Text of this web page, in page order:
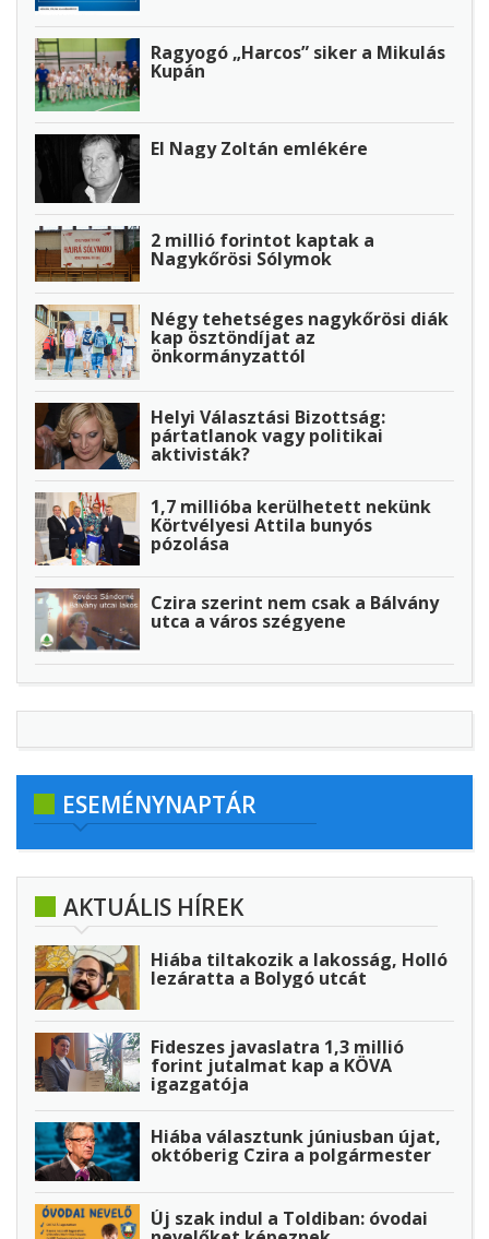
Ragyogó „Harcos” siker a Mikulás
Kupán
El Nagy Zoltán emlékére
2 millió forintot kaptak a
Nagykőrösi Sólymok
Négy tehetséges nagykőrösi diák
kap ösztöndíjat az
önkormányzattól
Helyi Választási Bizottság:
pártatlanok vagy politikai
aktivisták?
1,7 millióba kerülhetett nekünk
Körtvélyesi Attila bunyós
pózolása
Czira szerint nem csak a Bálvány
utca a város szégyene
ESEMÉNYNAPTÁR
AKTUÁLIS HÍREK
Hiába tiltakozik a lakosság, Holló
lezáratta a Bolygó utcát
Fideszes javaslatra 1,3 millió
forint jutalmat kap a KÖVA
igazgatója
Hiába választunk júniusban újat,
októberig Czira a polgármester
Új szak indul a Toldiban: óvodai